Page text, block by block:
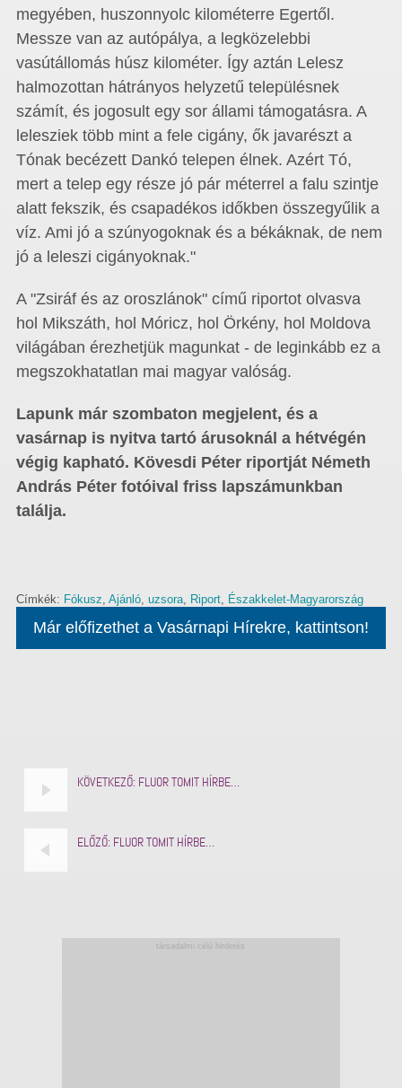
megyében, huszonnyolc kilométerre Egertől.
Messze van az autópálya, a legközelebbi
vasútállomás húsz kilométer. Így aztán Lelesz
halmozottan hátrányos helyzetű településnek
számít, és jogosult egy sor állami támogatásra. A
lelesziek több mint a fele cigány, ők javarészt a
Tónak becézett Dankó telepen élnek. Azért Tó,
mert a telep egy része jó pár méterrel a falu szintje
alatt fekszik, és csapadékos időkben összegyűlik a
víz. Ami jó a szúnyogoknak és a békáknak, de nem
jó a leleszi cigányoknak."
A "Zsiráf és az oroszlánok" című riportot olvasva
hol Mikszáth, hol Móricz, hol Örkény, hol Moldova
világában érezhetjük magunkat - de leginkább ez a
megszokhatatlan mai magyar valóság.
Lapunk már szombaton megjelent, és a
vasárnap is nyitva tartó árusoknál a hétvégén
végig kapható. Kövesdi Péter riportját Németh
András Péter fotóival friss lapszámunkban
találja.
Címkék: Fókusz, Ajánló, uzsora, Riport, Északkelet-Magyarország
Már előfizethet a Vasárnapi Hírekre, kattintson!
KÖVETKEZŐ: FLUOR TOMIT HÍRBE…
ELŐZŐ: FLUOR TOMIT HÍRBE…
társadalmi célú hirdetés